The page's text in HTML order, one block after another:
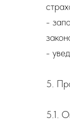
-
-
5.
5.1.